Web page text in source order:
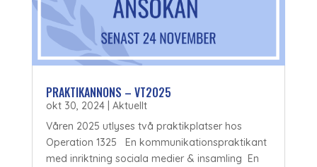
PRAKTIKANNONS – VT2025
okt 30, 2024| Aktuellt
Våren 2025 utlyses två praktikplatser hos
Operation 1325 En kommunikationspraktikant
med inriktning sociala medier & insamling En